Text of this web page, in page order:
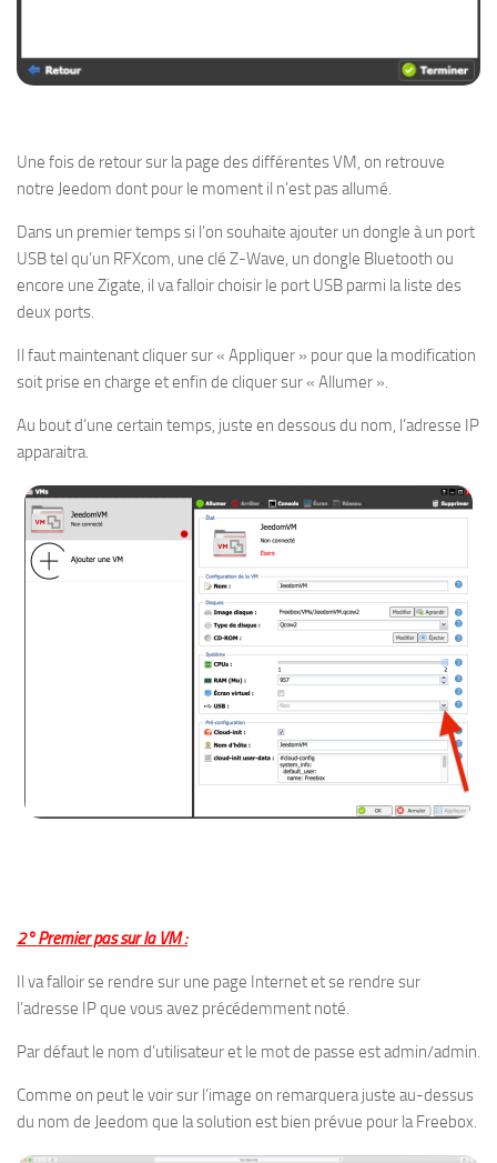
Une fois de retour sur la page des différentes VM, on retrouve
notre Jeedom dont pour le moment il n’est pas allumé.
Dans un premier temps si l’on souhaite ajouter un dongle à un port
USB tel qu’un RFXcom, une clé Z-Wave, un dongle Bluetooth ou
encore une Zigate, il va falloir choisir le port USB parmi la liste des
deux ports.
Il faut maintenant cliquer sur « Appliquer » pour que la modification
soit prise en charge et enfin de cliquer sur « Allumer ».
Au bout d’une certain temps, juste en dessous du nom, l’adresse IP
apparaitra.
2° Premier pas sur la VM :
Il va falloir se rendre sur une page Internet et se rendre sur
l’adresse IP que vous avez précédemment noté.
Par défaut le nom d’utilisateur et le mot de passe est admin/admin.
Comme on peut le voir sur l’image on remarquera juste au-dessus
du nom de Jeedom que la solution est bien prévue pour la Freebox.